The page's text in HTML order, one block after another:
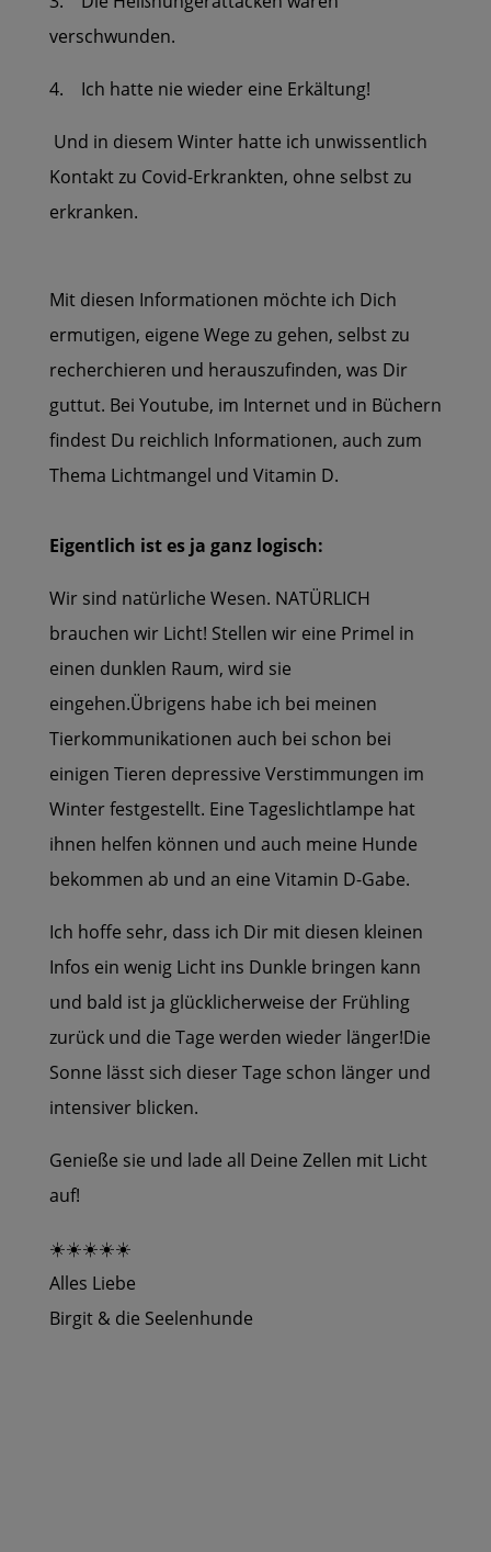
verschwunden.
4. Ich hatte nie wieder eine Erkältung!
Und in diesem Winter hatte ich unwissentlich
Kontakt zu Covid-Erkrankten, ohne selbst zu
erkranken.
Mit diesen Informationen möchte ich Dich
ermutigen, eigene Wege zu gehen, selbst zu
recherchieren und herauszufinden, was Dir
guttut. Bei Youtube, im Internet und in Büchern
findest Du reichlich Informationen, auch zum
Thema Lichtmangel und Vitamin D.
Eigentlich ist es ja ganz logisch:
Wir sind natürliche Wesen. NATÜRLICH
brauchen wir Licht! Stellen wir eine Primel in
einen dunklen Raum, wird sie
eingehen.Übrigens habe ich bei meinen
Tierkommunikationen auch bei schon bei
einigen Tieren depressive Verstimmungen im
Winter festgestellt. Eine Tageslichtlampe hat
ihnen helfen können und auch meine Hunde
bekommen ab und an eine Vitamin D-Gabe.
Ich hoffe sehr, dass ich Dir mit diesen kleinen
Infos ein wenig Licht ins Dunkle bringen kann
und bald ist ja glücklicherweise der Frühling
zurück und die Tage werden wieder länger!Die
Sonne lässt sich dieser Tage schon länger und
intensiver blicken.
Genieße sie und lade all Deine Zellen mit Licht
auf!
☀️☀️☀️☀️☀️
Alles Liebe
Birgit & die Seelenhunde